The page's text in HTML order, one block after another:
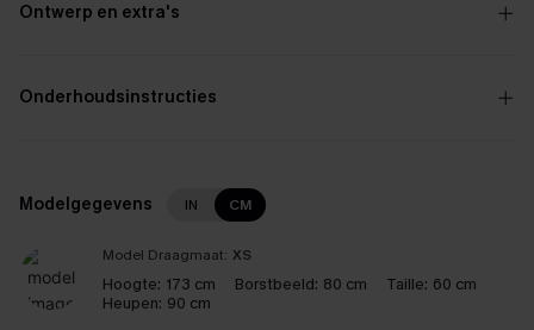
Ontwerp en extra's
Onderhoudsinstructies
Modelgegevens IN CM
Model Draagmaat: XS
Hoogte: 173 cm Borstbeeld: 80 cm Taille: 60 cm
Heupen: 90 cm